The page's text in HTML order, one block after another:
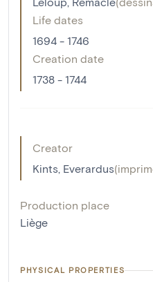
Life dates
1694 - 1746
Creation date
1738 - 1744
Creator
Kints, Everardus(
Production place
Liège
PHYSICAL PROPERTIES